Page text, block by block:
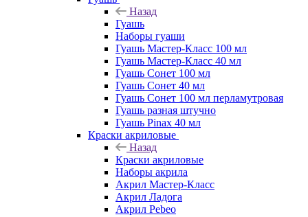
Назад
Гуашь
Наборы гуаши
Гуашь Мастер-Класс 100 мл
Гуашь Мастер-Класс 40 мл
Гуашь Сонет 100 мл
Гуашь Сонет 40 мл
Гуашь Сонет 100 мл перламутровая
Гуашь разная штучно
Гуашь Pinax 40 мл
Краски акриловые
Назад
Краски акриловые
Наборы акрила
Акрил Мастер-Класс
Акрил Ладога
Акрил Pebeo